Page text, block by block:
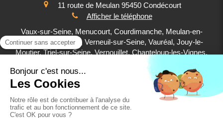
11 route de Meulan 95450 Condécourt
Afficher le téléphone
Vaux-sur-Seine, Menucourt, Courdimanche, Meulan-en-
Yvelines, Mureaux, Verneuil-sur-Seine, Vauréal, Jouy-le-
Moutier, Triel-sur-Seine, Vernouillet, Chanteloup-les-Vignes,
Mentions légales
©2019 Ets Gilles Molea - Plomberie, Chauffage